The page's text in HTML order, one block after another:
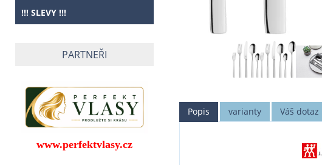
Popis varianty Váš dotaz
!!! SLEVY !!!
PARTNEŘI
www.perfektvlasy.cz